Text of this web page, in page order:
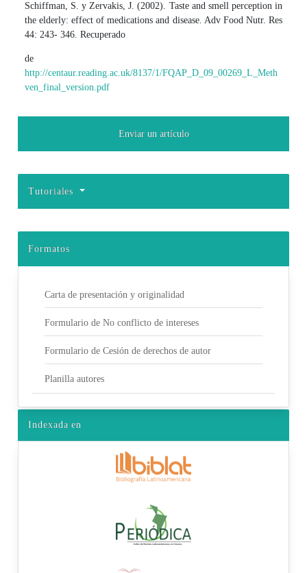
Schiffman, S. y Zervakis, J. (2002). Taste and smell perception in
the elderly: effect of medications and disease. Adv Food Nutr. Res
44: 243- 346. Recuperado
de
http://centaur.reading.ac.uk/8137/1/FQAP_D_09_00269_L_Meth
ven_final_version.pdf
Enviar un artículo
Tutoriales
Formatos
Carta de presentación y originalidad
Formulario de No conflicto de intereses
Formulario de Cesión de derechos de autor
Planilla autores
Indexada en